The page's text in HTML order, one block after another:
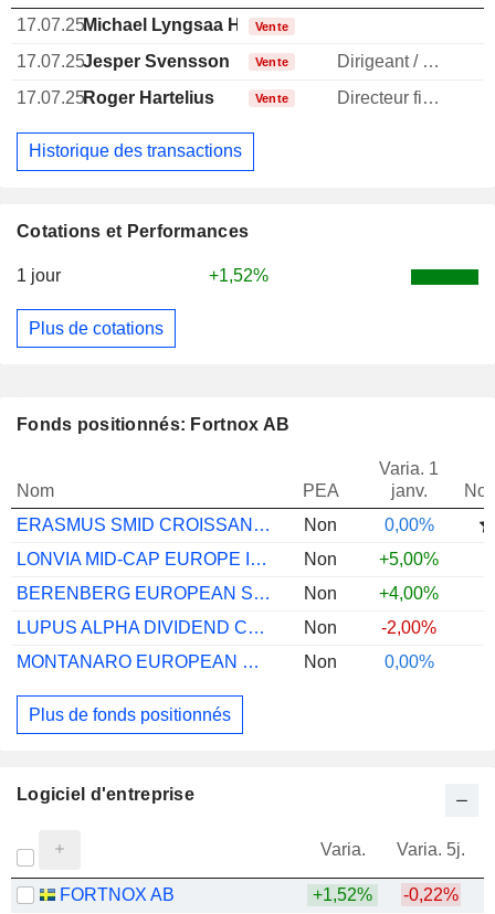
Cotations et Performances
1 jour +1,52%
Plus de cotations
17.07.25Michael Lyngsaa Hansen
Vente
17.07.25Jesper Svensson Vente
Dirigeant / cadre principal
17.07.25Roger Hartelius Vente Directeur financier
Historique des transactions
Fonds positionnés: Fortnox AB
Nom PEA
Varia. 1
janv.
ERASMUS SMID CROISSANCE EUROPE F
Non
0,00%
LONVIA MID-CAP EUROPE INSTITUTIONAL
Non
+5,00%
BERENBERG EUROPEAN SMALL CAP I A
Non
+4,00%
LUPUS ALPHA DIVIDEND CHAMPIONS R
Non
-2,00%
MONTANARO EUROPEAN SMLR COMPANIES AC ...
Non 0,00%
Plus de fonds positionnés
Logiciel d'entreprise
Varia. Varia. 5j.
FORTNOX AB +1,52%
-0,22%